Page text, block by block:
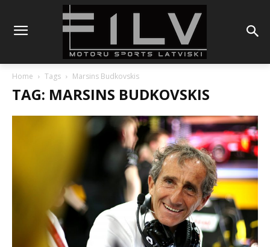
Home Tags Marsins Budkovskis
TAG: MARSINS BUDKOVSKIS